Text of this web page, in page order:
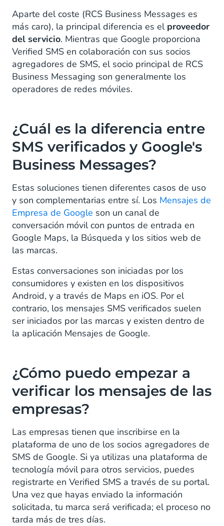
Aparte del coste (RCS Business Messages es
más caro), la principal diferencia es el proveedor
del servicio. Mientras que Google proporciona
Verified SMS en colaboración con sus socios
agregadores de SMS, el socio principal de RCS
Business Messaging son generalmente los
operadores de redes móviles.
¿Cuál es la diferencia entre
SMS verificados y Google's
Business Messages?
Estas soluciones tienen diferentes casos de uso
y son complementarias entre sí. Los Mensajes de
Empresa de Google son un canal de
conversación móvil con puntos de entrada en
Google Maps, la Búsqueda y los sitios web de
las marcas.
Estas conversaciones son iniciadas por los
consumidores y existen en los dispositivos
Android, y a través de Maps en iOS. Por el
contrario, los mensajes SMS verificados suelen
ser iniciados por las marcas y existen dentro de
la aplicación Mensajes de Google.
¿Cómo puedo empezar a
verificar los mensajes de las
empresas?
Las empresas tienen que inscribirse en la
plataforma de uno de los socios agregadores de
SMS de Google. Si ya utilizas una plataforma de
tecnología móvil para otros servicios, puedes
registrarte en Verified SMS a través de su portal.
Una vez que hayas enviado la información
solicitada, tu marca será verificada; el proceso no
tarda más de tres días.